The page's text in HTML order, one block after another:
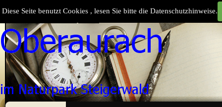
Diese Seite benutzt Cookies , lesen Sie bitte die Datenschutzhinweise.